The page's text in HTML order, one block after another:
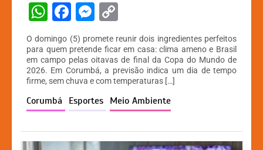
W
h
at
s
A
p
F
a
c
e
b
o
k
M
s
s
e
n
er
p
y
Li
n
O domingo (5) promete reunir dois ingredientes perfeitos
para quem pretende ficar em casa: clima ameno e Brasil
em campo pelas oitavas de final da Copa do Mundo de
2026. Em Corumbá, a previsão indica um dia de tempo
firme, sem chuva e com temperaturas […]
Corumbá Esportes Meio Ambiente